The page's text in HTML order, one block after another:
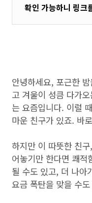
확인 가능하니 링크
안녕하세요, 포근한
고 겨울이 성큼 다가
는 요즘입니다. 이럴
마운 친구가 있죠. 바
하지만 이 따뜻한 친
어놓기만 한다면 쾌적
될 수도 있고, 더 나아
요금 폭탄을 맞을 수